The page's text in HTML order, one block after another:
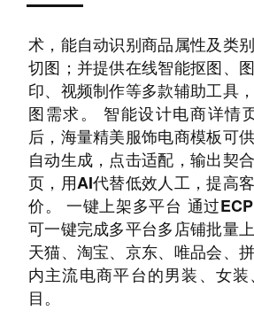
术，能自动识别商品属性及类
切图；并提供在线智能抠图、
印、视频制作等多款辅助工具
图需求。 智能设计电商详情
后，海量精美服饰电商模板可
自动生成，点击适配，输出契
页，用AI代替低效人工，提高
价。 一键上架多平台 通过
可一键完成多平台多店铺批量
天猫、淘宝、京东、唯品会、
内主流电商平台的男装、女
目。